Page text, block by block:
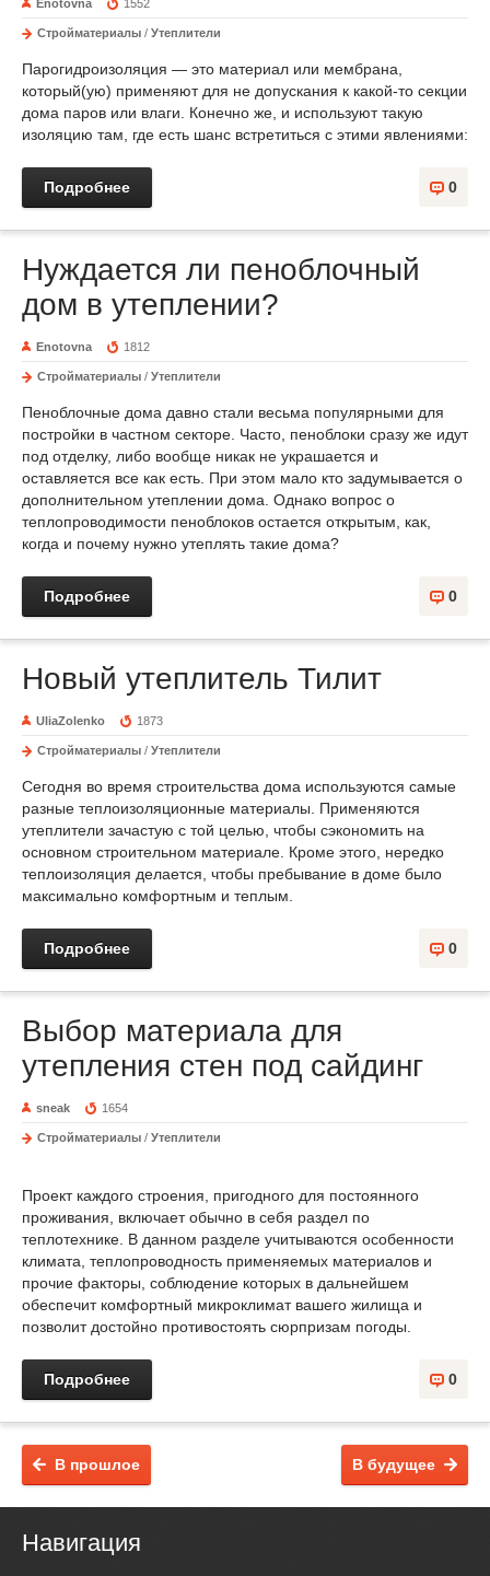
Enotovna 1552
Стройматериалы / Утеплители
Парогидроизоляция — это материал или мембрана,
который(ую) применяют для не допускания к какой-то секции
дома паров или влаги. Конечно же, и используют такую
изоляцию там, где есть шанс встретиться с этими явлениями:
0
Подробнее
Нуждается ли пеноблочный
дом в утеплении?
Enotovna 1812
Стройматериалы / Утеплители
Пеноблочные дома давно стали весьма популярными для
постройки в частном секторе. Часто, пеноблоки сразу же идут
под отделку, либо вообще никак не украшается и
оставляется все как есть. При этом мало кто задумывается о
дополнительном утеплении дома. Однако вопрос о
теплопроводимости пеноблоков остается открытым, как,
когда и почему нужно утеплять такие дома?
0
Подробнее
Новый утеплитель Тилит
UliaZolenko 1873
Стройматериалы / Утеплители
Сегодня во время строительства дома используются самые
разные теплоизоляционные материалы. Применяются
утеплители зачастую с той целью, чтобы сэкономить на
основном строительном материале. Кроме этого, нередко
теплоизоляция делается, чтобы пребывание в доме было
максимально комфортным и теплым.
0
Подробнее
Выбор материала для
утепления стен под сайдинг
sneak 1654
Стройматериалы / Утеплители
Проект каждого строения, пригодного для постоянного
проживания, включает обычно в себя раздел по
теплотехнике. В данном разделе учитываются особенности
климата, теплопроводность применяемых материалов и
прочие факторы, соблюдение которых в дальнейшем
обеспечит комфортный микроклимат вашего жилища и
позволит достойно противостоять сюрпризам погоды.
0
Подробнее
В будущее
В прошлое
Навигация